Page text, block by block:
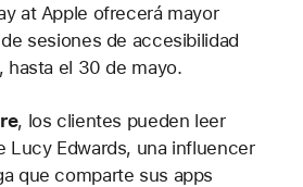
at Apple ofrecerá mayor
sesiones de accesibilidad
hasta el 30 de mayo.
, los clientes pueden leer
Lucy Edwards, una influencer
que comparte sus apps